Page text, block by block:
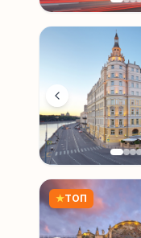
★ТОП